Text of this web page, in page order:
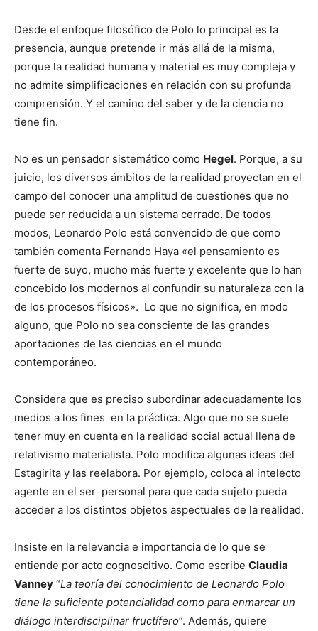
Desde el enfoque filosófico de Polo lo principal es la
presencia, aunque pretende ir más allá de la misma,
porque la realidad humana y material es muy compleja y
no admite simplificaciones en relación con su profunda
comprensión. Y el camino del saber y de la ciencia no
tiene fin.
No es un pensador sistemático como Hegel. Porque, a su
juicio, los diversos ámbitos de la realidad proyectan en el
campo del conocer una amplitud de cuestiones que no
puede ser reducida a un sistema cerrado. De todos
modos, Leonardo Polo está convencido de que como
también comenta Fernando Haya «el pensamiento es
fuerte de suyo, mucho más fuerte y excelente que lo han
concebido los modernos al confundir su naturaleza con la
de los procesos físicos». Lo que no significa, en modo
alguno, que Polo no sea consciente de las grandes
aportaciones de las ciencias en el mundo
contemporáneo.
Considera que es preciso subordinar adecuadamente los
medios a los fines en la práctica. Algo que no se suele
tener muy en cuenta en la realidad social actual llena de
relativismo materialista. Polo modifica algunas ideas del
Estagirita y las reelabora. Por ejemplo, coloca al intelecto
agente en el ser personal para que cada sujeto pueda
acceder a los distintos objetos aspectuales de la realidad.
Insiste en la relevancia e importancia de lo que se
entiende por acto cognoscitivo. Como escribe Claudia
Vanney “La teoría del conocimiento de Leonardo Polo
tiene la suficiente potencialidad como para enmarcar un
diálogo interdisciplinar fructífero”. Además, quiere